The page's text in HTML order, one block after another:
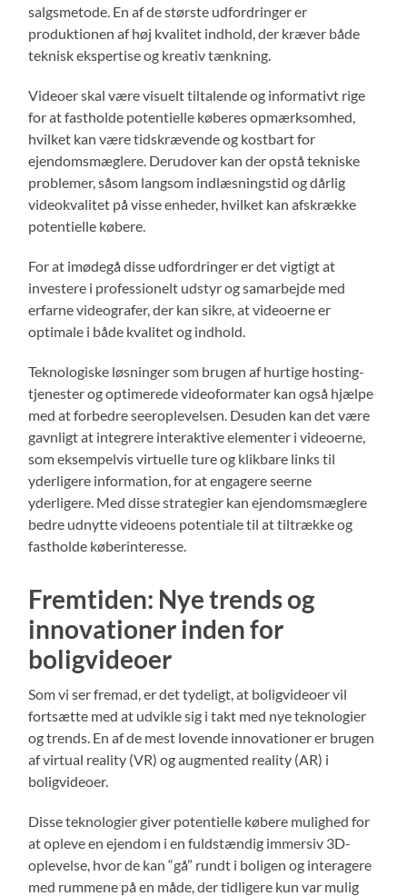
salgsmetode. En af de største udfordringer er
produktionen af høj kvalitet indhold, der kræver både
teknisk ekspertise og kreativ tænkning.
Videoer skal være visuelt tiltalende og informativt rige
for at fastholde potentielle køberes opmærksomhed,
hvilket kan være tidskrævende og kostbart for
ejendomsmæglere. Derudover kan der opstå tekniske
problemer, såsom langsom indlæsningstid og dårlig
videokvalitet på visse enheder, hvilket kan afskrække
potentielle købere.
For at imødegå disse udfordringer er det vigtigt at
investere i professionelt udstyr og samarbejde med
erfarne videografer, der kan sikre, at videoerne er
optimale i både kvalitet og indhold.
Teknologiske løsninger som brugen af hurtige hosting-
tjenester og optimerede videoformater kan også hjælpe
med at forbedre seeroplevelsen. Desuden kan det være
gavnligt at integrere interaktive elementer i videoerne,
som eksempelvis virtuelle ture og klikbare links til
yderligere information, for at engagere seerne
yderligere. Med disse strategier kan ejendomsmæglere
bedre udnytte videoens potentiale til at tiltrække og
fastholde køberinteresse.
Fremtiden: Nye trends og
innovationer inden for
boligvideoer
Som vi ser fremad, er det tydeligt, at boligvideoer vil
fortsætte med at udvikle sig i takt med nye teknologier
og trends. En af de mest lovende innovationer er brugen
af virtual reality (VR) og augmented reality (AR) i
boligvideoer.
Disse teknologier giver potentielle købere mulighed for
at opleve en ejendom i en fuldstændig immersiv 3D-
oplevelse, hvor de kan “gå” rundt i boligen og interagere
med rummene på en måde, der tidligere kun var mulig